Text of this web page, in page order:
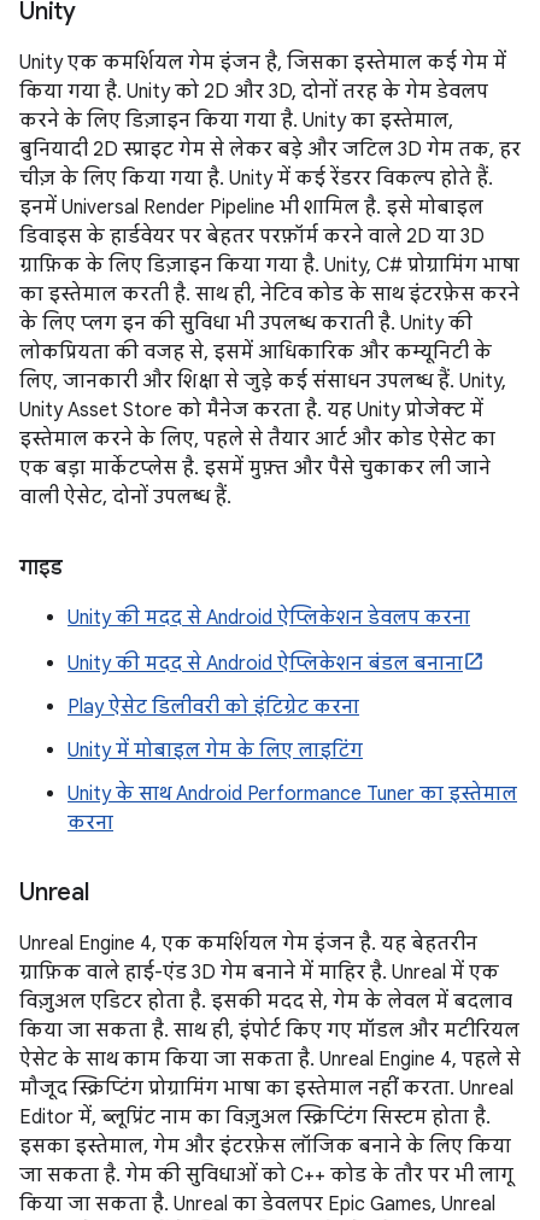
Unity
Unity एक कमर्शियल गेम इंजन है, जिसका इस्तेमाल कई गेम में
किया गया है. Unity को 2D और 3D, दोनों तरह के गेम डेवलप
करने के लिए डिज़ाइन किया गया है. Unity का इस्तेमाल,
बुनियादी 2D स्प्राइट गेम से लेकर बड़े और जटिल 3D गेम तक, हर
चीज़ के लिए किया गया है. Unity में कई रेंडरर विकल्प होते हैं.
इनमें Universal Render Pipeline भी शामिल है. इसे मोबाइल
डिवाइस के हार्डवेयर पर बेहतर परफ़ॉर्म करने वाले 2D या 3D
ग्राफ़िक के लिए डिज़ाइन किया गया है. Unity, C# प्रोग्रामिंग भाषा
का इस्तेमाल करती है. साथ ही, नेटिव कोड के साथ इंटरफ़ेस करने
के लिए प्लग इन की सुविधा भी उपलब्ध कराती है. Unity की
लोकप्रियता की वजह से, इसमें आधिकारिक और कम्यूनिटी के
लिए, जानकारी और शिक्षा से जुड़े कई संसाधन उपलब्ध हैं. Unity,
Unity Asset Store को मैनेज करता है. यह Unity प्रोजेक्ट में
इस्तेमाल करने के लिए, पहले से तैयार आर्ट और कोड ऐसेट का
एक बड़ा मार्केटप्लेस है. इसमें मुफ़्त और पैसे चुकाकर ली जाने
वाली ऐसेट, दोनों उपलब्ध हैं.
गाइड
Unity की मदद से Android ऐप्लिकेशन डेवलप करना
Unity की मदद से Android ऐप्लिकेशन बंडल बनाना
Play ऐसेट डिलीवरी को इंटिग्रेट करना
Unity में मोबाइल गेम के लिए लाइटिंग
Unity के साथ Android Performance Tuner का इस्तेमाल
करना
Unreal
Unreal Engine 4, एक कमर्शियल गेम इंजन है. यह बेहतरीन
ग्राफ़िक वाले हाई-एंड 3D गेम बनाने में माहिर है. Unreal में एक
विज़ुअल एडिटर होता है. इसकी मदद से, गेम के लेवल में बदलाव
किया जा सकता है. साथ ही, इंपोर्ट किए गए मॉडल और मटीरियल
ऐसेट के साथ काम किया जा सकता है. Unreal Engine 4, पहले से
मौजूद स्क्रिप्टिंग प्रोग्रामिंग भाषा का इस्तेमाल नहीं करता. Unreal
Editor में, ब्लूप्रिंट नाम का विज़ुअल स्क्रिप्टिंग सिस्टम होता है.
इसका इस्तेमाल, गेम और इंटरफ़ेस लॉजिक बनाने के लिए किया
जा सकता है. गेम की सुविधाओं को C++ कोड के तौर पर भी लागू
किया जा सकता है. Unreal का डेवलपर Epic Games, Unreal